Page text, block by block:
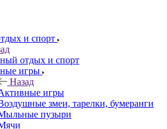
и спорт
отдых и спорт
игры
Назад
игры
змеи, тарелки, бумеранги
пузыри